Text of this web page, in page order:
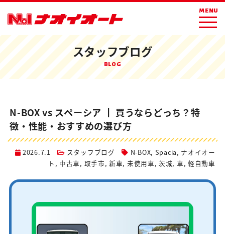
MENU
N-BOX vs スペーシア ┃ 買うならどっち？特徴・性能・おすすめの選び方
スタッフブログ
BLOG
N-BOX vs スペーシア ┃ 買うならどっち？特
徴・性能・おすすめの選び方
2026.7.1 スタッフブログ N-BOX, Spacia, ナオイオー
ト , 中古車, 取手市,新車, 未使用車,茨城, 車, 軽自動車